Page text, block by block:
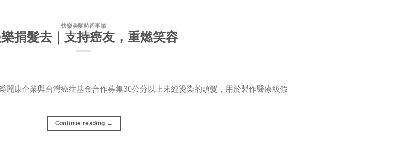
快樂美髮時尚事業
捐髮去｜支持癌友，重燃笑容
麗康企業與台灣癌症基金合作募集30公分以上未經燙染的頭髮，用於製作醫療級假
Continue reading →